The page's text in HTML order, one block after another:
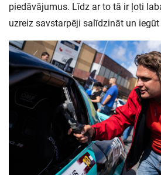
piedāvājumus. Līdz ar to tā ir ļoti
uzreiz savstarpēji salīdzināt un